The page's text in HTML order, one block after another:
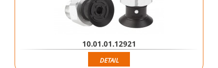
10.01.01.12921
DETAIL